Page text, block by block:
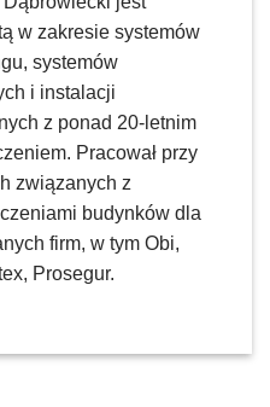
w zakresie systemów
systemów
i instalacji
z ponad 20-letnim
Pracował przy
związanych z
budynków dla
firm, w tym Obi,
Prosegur.